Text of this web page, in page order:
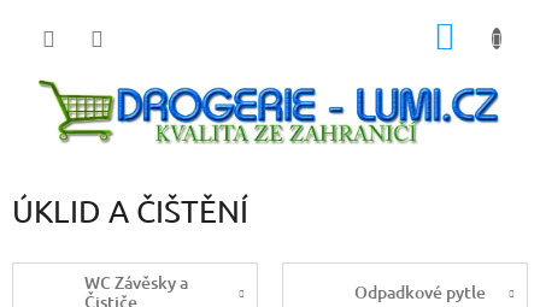
ÚKLID A ČIŠTĚNÍ
WC Závěsky a
Čističe
Odpadkové pytle